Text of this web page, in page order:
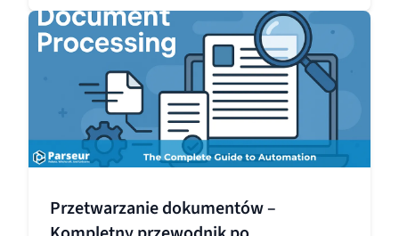
Przetwarzanie dokumentów –